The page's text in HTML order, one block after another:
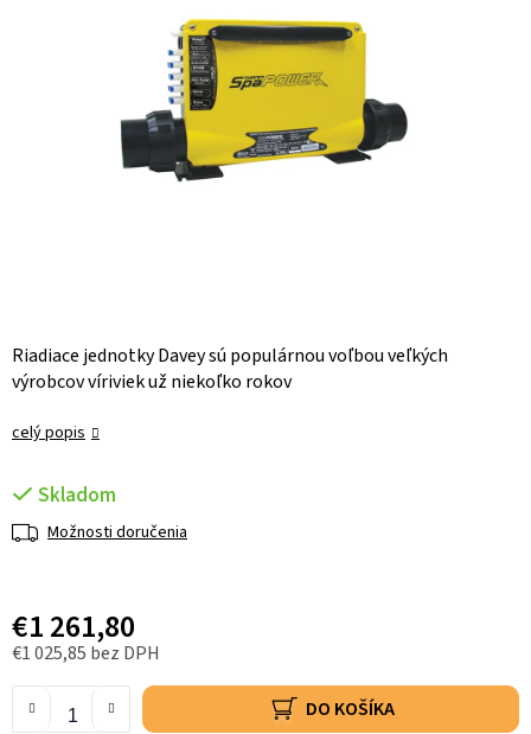
Riadiace jednotky Davey sú populárnou voľbou veľkých
výrobcov víriviek už niekoľko rokov
celý popis
Skladom
Možnosti doručenia
€1 261,80
€1 025,85 bez DPH
DO KOŠÍKA